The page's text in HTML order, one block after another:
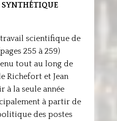
scientifique de
255 à 259)
tout au long de
Richefort et Jean
à la seule année
à partir de
des postes